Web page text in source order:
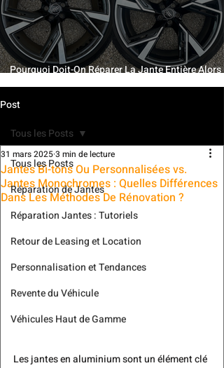
Pourquoi Doit-On Réparer La Jante Entière Alors
Qu’Une Petite Partie Est Abîmée ?
Post
Tous les Posts
Réparation de Jantes
Réparation Jantes : Tutoriels
Retour de Leasing et Location
Personnalisation et Tendances
Revente du Véhicule
Véhicules Haut de Gamme
Tous les Posts
Jantes Bi-tons Ou Personnalisées vs.
Jantes Monochromes : Quelles Différences
Dans Les Méthodes De Rénovation ?
31 mars 20253 min de lecture
Les jantes en aluminium sont un élément clé